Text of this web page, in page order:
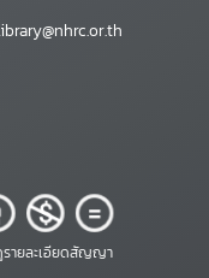
ายละเอียดสัญญา